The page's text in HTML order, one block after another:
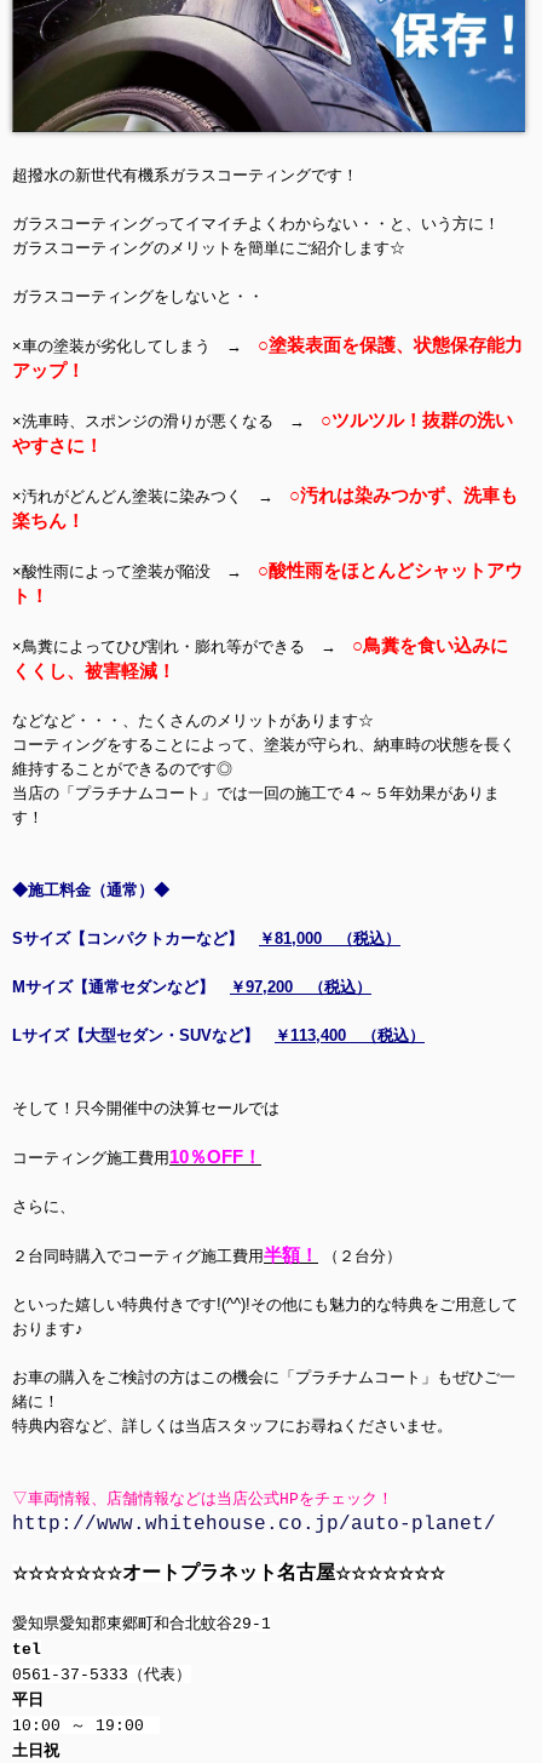
超撥水の新世代有機系ガラスコーティングです！
ガラスコーティングってイマイチよくわからない・・と、いう方に！
ガラスコーティングのメリットを簡単にご紹介します☆
ガラスコーティングをしないと・・
×車の塗装が劣化してしまう → ○塗装表面を保護、状態保存能力
アップ！
×洗車時、スポンジの滑りが悪くなる → ○ツルツル！抜群の洗い
やすさに！
×汚れがどんどん塗装に染みつく → ○汚れは染みつかず、洗車も
楽ちん！
×酸性雨によって塗装が陥没 → ○酸性雨をほとんどシャットアウ
ト！
×鳥糞によってひび割れ・膨れ等ができる → ○鳥糞を食い込みに
くくし、被害軽減！
などなど・・・、たくさんのメリットがあります☆
コーティングをすることによって、塗装が守られ、納車時の状態を長く
維持することができるのです◎
当店の「プラチナムコート」では一回の施工で４～５年効果がありま
す！
◆施工料金（通常）◆
Sサイズ【コンパクトカーなど】 ￥81,000 （税込）
Mサイズ【通常セダンなど】 ￥97,200 （税込）
Lサイズ【大型セダン・SUVなど】 ￥113,400 （税込）
そして！只今開催中の決算セールでは
コーティング施工費用 10％OFF！
さらに、
２台同時購入でコーティグ施工費用半額！ （２台分）
といった嬉しい特典付きです!(^^)!その他にも魅力的な特典をご用意して
おります♪
お車の購入をご検討の方はこの機会に「プラチナムコート」もぜひご一
緒に！
特典内容など、詳しくは当店スタッフにお尋ねくださいませ。
▽車両情報、店舗情報などは当店公式HPをチェック！
http://www.whitehouse.co.jp/auto-planet/
☆☆☆☆☆☆☆オートプラネット名古屋☆☆☆☆☆☆☆
愛知県愛知郡東郷町和合北蚊谷29-1
tel
0561-37-5333（代表）
平日
10:00 ～ 19:00
土日祝